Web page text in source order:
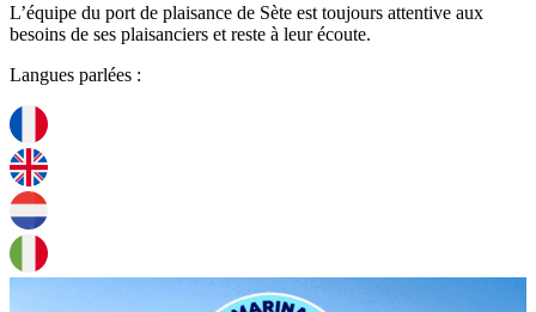
L’équipe du port de plaisance de Sète est toujours attentive aux
besoins de ses plaisanciers et reste à leur écoute.
Langues parlées :